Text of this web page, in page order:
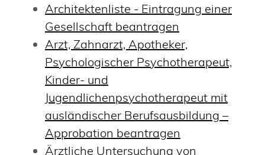
Architektenliste - Eintragung einer
Gesellschaft beantragen
Arzt, Zahnarzt, Apotheker,
Psychologischer Psychotherapeut,
Kinder- und
Jugendlichenpsychotherapeut mit
ausländischer Berufsausbildung –
Approbation beantragen
Ärztliche Untersuchung von